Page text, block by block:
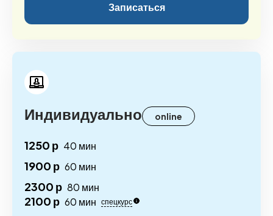
Записаться
Индивидуально online
1250 р 40 мин
1900 р 60 мин
2300 р 80 мин
2100 р 60 мин спецкурс